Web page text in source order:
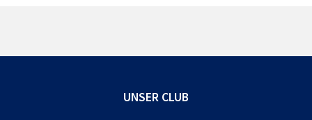
UNSER CLUB